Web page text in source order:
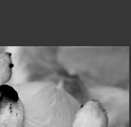
ako obyčajne nemá chybu!
srdečná gratulka ku